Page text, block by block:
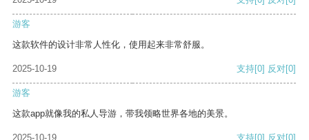
游客
这款软件的设计非常人性化，使用起来非常舒服。
2025-10-19 支持[0] 反对[0]
游客
这款app就像我的私人导游，带我领略世界各地的美景。
2025-10-19 支持[0] 反对[0]